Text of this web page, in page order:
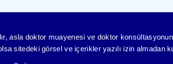
asla doktor muayenesi ve doktor
sitedeki görsel ve içerikler yazılı izin almadan